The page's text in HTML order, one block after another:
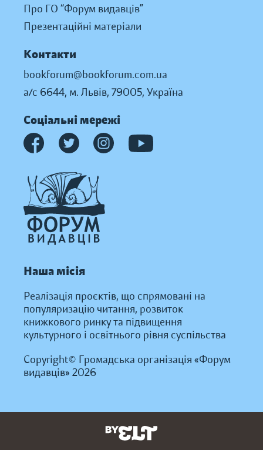
Про ГО “Форум видавців”
Презентаційні матеріали
Контакти
bookforum@bookforum.com.ua
а/с 6644, м. Львів, 79005, Україна
Соціальні мережі
Наша місія
Реалізація проєктів, що спрямовані на
популяризацію читання, розвиток
книжкового ринку та підвищення
культурного і освітнього рівня суспільства
Copyright© Громадська організація «Форум
видавців» 2026